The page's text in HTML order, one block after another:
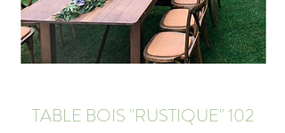
TABLE BOIS "RUSTIQUE" 102